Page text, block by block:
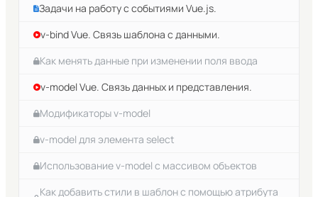
Задачи на работу с событиями Vue.js.
v-bind Vue. Связь шаблона с данными.
Как менять данные при изменении поля ввода
v-model Vue. Связь данных и представления.
Модификаторы v-model
v-model для элемента select
Использование v-model с массивом объектов
Как добавить стили в шаблон с помощью атрибута